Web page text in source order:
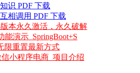
识 PDF 下载
相调用 PDF 下载
版本永久激活，永久破解
能演示_SpringBoot+S
限重置最新方式
信小程序电商_项目介绍